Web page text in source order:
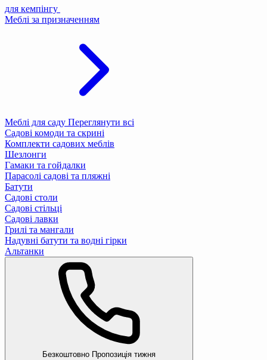
для кемпінгу
Меблі за призначенням
Меблі для саду Переглянути всі
Садові комоди та скрині
Комплекти садових меблів
Шезлонги
Гамаки та гойдалки
Парасолі садові та пляжні
Батути
Садові столи
Садові стільці
Садові лавки
Грилі та мангали
Надувні батути та водні гірки
Альтанки
Безкоштовно Пропозиція тижня